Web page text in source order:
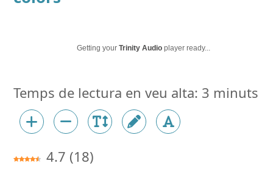
Getting yourTrinity Audio player ready...
4.7 (18)